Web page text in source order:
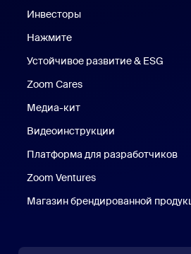
Инвесторы
Нажмите
Устойчивое развитие & ESG
Zoom Cares
Медиа-кит
Видеоинструкции
Платформа для разработчиков
Zoom Ventures
Магазин брендированной